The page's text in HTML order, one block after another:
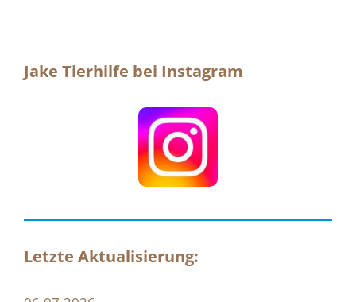
Jake Tierhilfe bei Instagram
Letzte Aktualisierung: